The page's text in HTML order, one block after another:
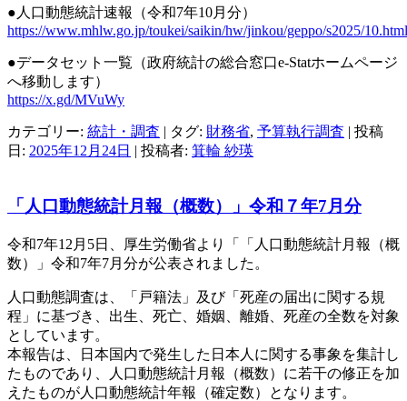
●人口動態統計速報（令和7年10月分）
https://www.mhlw.go.jp/toukei/saikin/hw/jinkou/geppo/s2025/10.html
●データセット一覧（政府統計の総合窓口e-Statホームページ
へ移動します）
https://x.gd/MVuWy
カテゴリー: 統計・調査 | タグ: 財務省, 予算執行調査 | 投稿
日: 2025年12月24日 | 投稿者: 箕輪 紗瑛
「人口動態統計月報（概数）」令和７年7月分
令和7年12月5日、厚生労働省より「「人口動態統計月報（概
数）」令和7年7月分が公表されました。
人口動態調査は、「戸籍法」及び「死産の届出に関する規
程」に基づき、出生、死亡、婚姻、離婚、死産の全数を対象
としています。
本報告は、日本国内で発生した日本人に関する事象を集計し
たものであり、人口動態統計月報（概数）に若干の修正を加
えたものが人口動態統計年報（確定数）となります。